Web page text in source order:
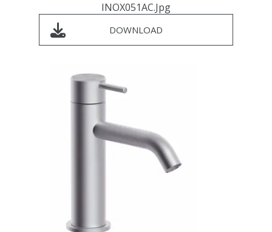
INOX051AC.jpg
DOWNLOAD